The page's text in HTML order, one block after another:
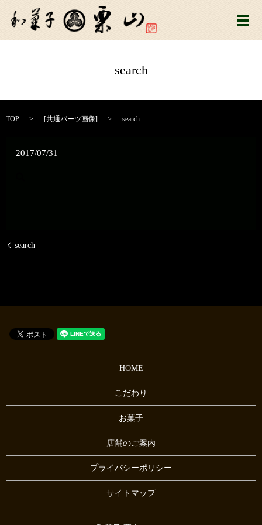
メ
search
TOP [共通パーツ画像] search
2017/07/31
search
HOME
こだわり
お菓子
店舗のご案内
プライバシーポリシー
サイトマップ